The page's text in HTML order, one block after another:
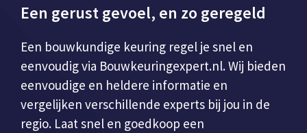
Een gerust gevoel, en zo geregeld
Een bouwkundige keuring regel je snel en
eenvoudig via Bouwkeuringexpert.nl. Wij bieden
eenvoudige en heldere informatie en
vergelijken verschillende experts bij jou in de
regio. Laat snel en goedkoop een